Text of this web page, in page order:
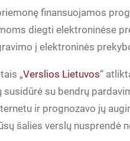
finansuojamos
diegti elektroninėse
į elektroninės
„Verslios Lietuvos“
susidūrė su bendrų
ir prognozavo jų
šalies verslų nusprendė